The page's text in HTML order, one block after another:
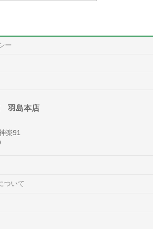
ー
羽島本店
楽91
ついて